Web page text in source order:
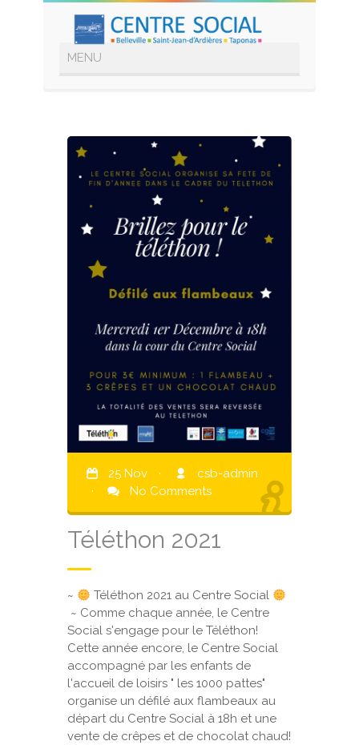
25 Nov ·
csb-admin
·
No Comments
Téléthon 2021
~
Téléthon 2021 au Centre Social
~ Comme chaque année, le Centre
Social s'engage pour le Téléthon!
Cette année encore, le Centre Social
accompagné par les enfants de
l'accueil de loisirs " les 1000 pattes"
organise un défilé aux flambeaux au
départ du Centre Social à 18h et une
vente de crêpes et de chocolat chaud!